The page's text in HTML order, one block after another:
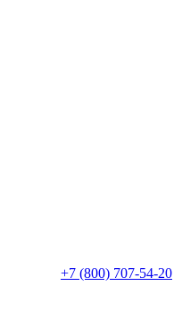
+7 (800) 707-54-20